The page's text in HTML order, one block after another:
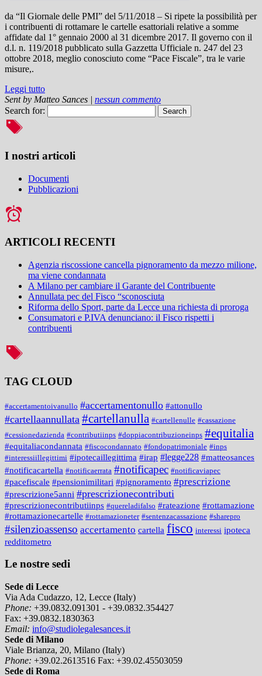
da “Il Giornale delle PMI” del 5/11/2018 – Si ripete la possibilità per
i contribuenti di rottamare le cartelle esattoriali relative a somme
affidate dal 1° gennaio 2000 al 31 dicembre 2017. Il governo con il
d.l. n. 119/2018 pubblicato sulla Gazzetta Ufficiale n. 247 del 23
ottobre 2018, meglio conosciuto come “Pace Fiscale”, tra le varie
misure,.
Leggi tutto
Sent by Matteo Sances | nessun commento
Search for:
I nostri articoli
Documenti
Pubblicazioni
ARTICOLI RECENTI
Agenzia riscossione cancella pignoramento da mezzo milione,
ma viene condannata
A Milano per cambiare il Garante del Contribuente
Annullata pec del Fisco “sconosciuta
Riforma dello Sport, parte da Lecce una richiesta di proroga
Consumatori e P.IVA denunciano: il Fisco rispetti i
contribuenti
TAG CLOUD
#accertamentoivanullo #accertamentonullo #attonullo
#cartellaannullata #cartellanulla #cartellenulle #cassazione
#cessionedazienda #contributiinps #doppiacontribuzioneinps #equitalia
#equitaliacondannata #fiscocondannato #fondopatrimoniale #inps
#interessiillegittimi #ipotecaillegittima #irap #legge228 #matteosances
#notificacartella #notificaerrata #notificapec #notificaviapec
#pacefiscale #pensionimilitari #pignoramento #prescrizione
#prescrizione5anni #prescrizionecontributi
#prescrizionecontributiinps #quereladifalso #rateazione #rottamazione
#rottamazionecartelle #rottamazioneter #sentenzacassazione #sharepro
#silenzioassenso accertamento cartella fisco interessi ipoteca
redditometro
Le nostre sedi
Sede di Lecce
Via Ada Cudazzo, 12, Lecce (Italy)
Phone: +39.0832.091301 - +39.0832.354427
Fax: +39.0832.1830363
Email: info@studiolegalesances.it
Sede di Milano
Viale Brianza, 20, Milano (Italy)
Phone: +39.02.2613516 Fax: +39.02.45503059
Sede di Roma